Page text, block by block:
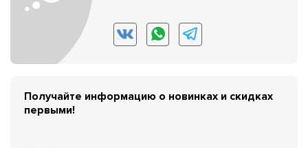
Получайте информацию о новинках и скидках
первыми!